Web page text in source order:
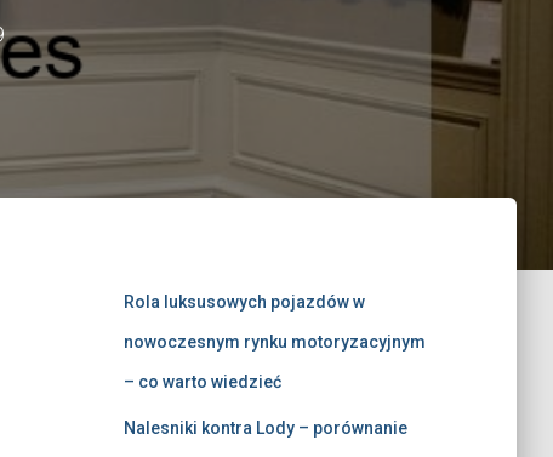
Rola luksusowych pojazdów w
nowoczesnym rynku motoryzacyjnym
– co warto wiedzieć
Nalesniki kontra Lody – porównanie